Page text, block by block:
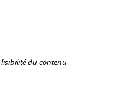
lisibilité du contenu